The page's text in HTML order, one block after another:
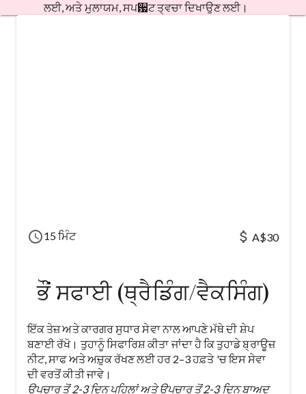
ਲਈ, ਅਤੇ ਮੁਲਾਯਮ, ਸਪ਷ਟ ਤ੍ਵਚਾ ਦਿਖਾਉਣ ਲਈ।
schedule15 ਮਿੰਟ attach_money A$30
ਭੌਂ ਸਫਾਈ (ਥ੍ਰੈਡਿੰਗ/ਵੈਕਸਿੰਗ)
ਇੱਕ ਤੇਜ਼ ਅਤੇ ਕਾਰਗਰ ਸੁਧਾਰ ਸੇਵਾ ਨਾਲ ਆਪਣੇ ਮੱਥੇ ਦੀ ਸ਼ੇਪ
ਬਣਾਈ ਰੱਖੋ। ਤੁਹਾਨੂੰ ਸਿਫਾਰਿਸ਼ ਕੀਤਾ ਜਾਂਦਾ ਹੈ ਕਿ ਤੁਹਾਡੇ ਬ੍ਰਾਊਜ਼
ਨੀਟ, ਸਾਫ ਅਤੇ ਅਚ਼ੁਕ ਰੱਖਣ ਲਈ ਹਰ 2–3 ਹਫ਼ਤੇ 'ਚ ਇਸ ਸੇਵਾ
ਦੀ ਵਰਤੋਂ ਕੀਤੀ ਜਾਵੇ।
ਉਪਚਾਰ ਤੋਂ 2-3 ਦਿਨ ਪਹਿਲਾਂ ਅਤੇ ਉਪਚਾਰ ਤੋਂ 2-3 ਦਿਨ ਬਾਅਦ